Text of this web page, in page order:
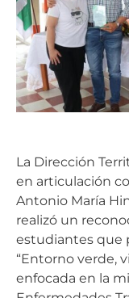
La Dirección
en articulación
Antonio María
realizó un
estudiantes que
“Entorno verde,
enfocada en la